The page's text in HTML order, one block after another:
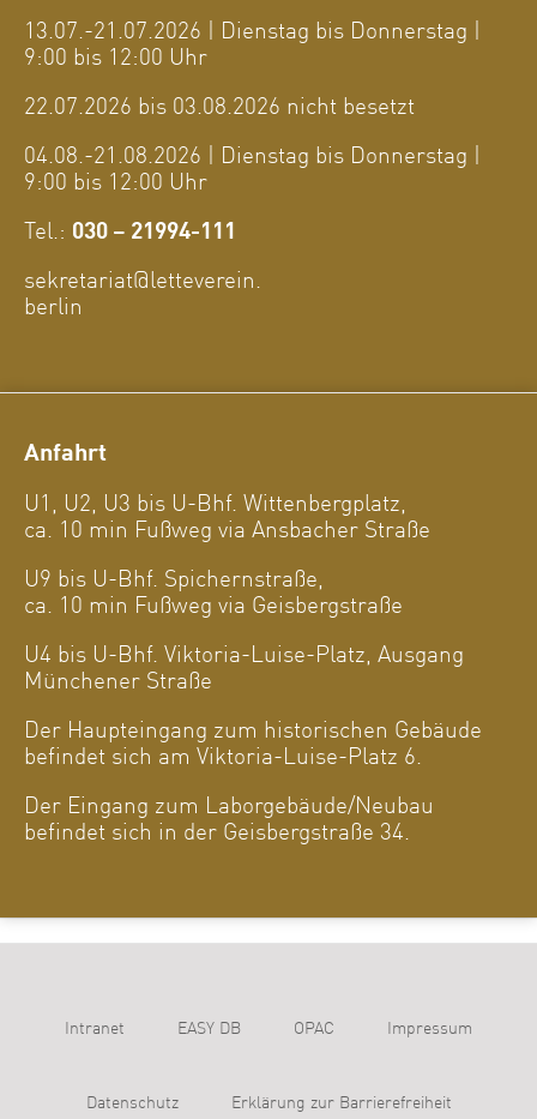
13.07.-21.07.2026 | Dienstag bis Donnerstag |
9:00 bis 12:00 Uhr
22.07.2026 bis 03.08.2026 nicht besetzt
04.08.-21.08.2026 | Dienstag bis Donnerstag |
9:00 bis 12:00 Uhr
Tel.: 030 – 21994-111
sekretariat@letteverein.
berlin
Anfahrt
U1, U2, U3 bis U-Bhf. Wittenbergplatz,
ca. 10 min Fußweg via Ansbacher Straße
U9 bis U-Bhf. Spichernstraße,
ca. 10 min Fußweg via Geisbergstraße
U4 bis U-Bhf. Viktoria-Luise-Platz, Ausgang
Münchener Straße
Der Haupteingang zum historischen Gebäude
befindet sich am Viktoria-Luise-Platz 6.
Der Eingang zum Laborgebäude/Neubau
befindet sich in der Geisbergstraße 34.
Intranet EASY DB OPAC Impressum
Datenschutz Erklärung zur Barrierefreiheit